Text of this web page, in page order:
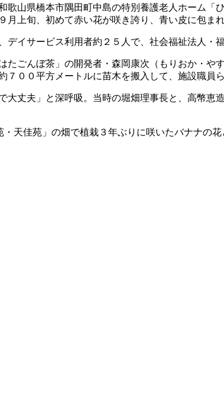
歌山県橋本市隅田町中島の特別養護老人ホーム
月上旬、初めて赤い花が咲き誇り、青い皮に包ま
デイサービス利用者約２５人で、社会福祉法人・
たごんぼ茶」の開発者・森岡康次（もりおか・
７００平方メートルに苗木を搬入して、施設職員
大丈夫」と深呼吸。当時の堀畑理事長と、高幣
天佳苑」の畑で植栽３年ぶりに咲いたバナナの